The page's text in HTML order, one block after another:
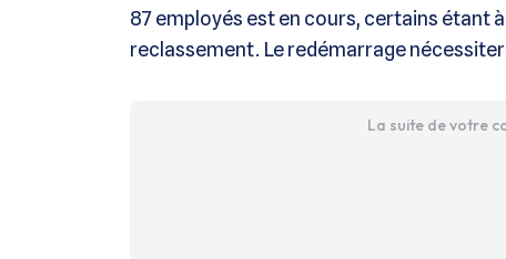
87 employés est en cours, certains étant
reclassement. Le redémarrage
La suite de votre